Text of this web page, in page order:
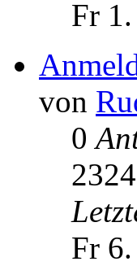
Fr
von
0
Fr